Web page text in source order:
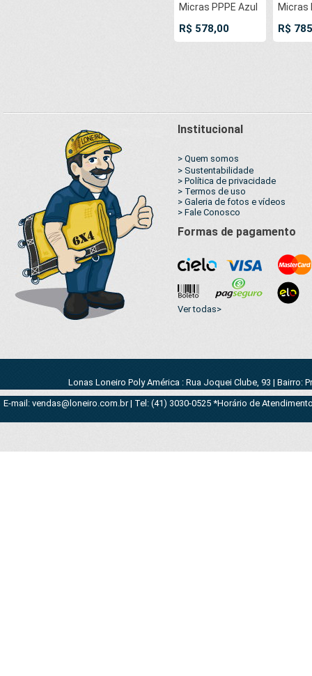
Micras PPPE Azul
argolas 'D' INOX a
R$ 578,00
Micras
argolas
R$
Institucional
> Quem somos
> Sustentabilidade
> Política de privacidade
> Termos de uso
> Galeria de fotos e vídeos
> Fale Conosco
Formas de pagamento
Ver todas>
Lonas Loneiro Poly América : Rua Joquei Clube, 93 | Bairro:
E-mail: vendas@loneiro.com.br | Tel: (41) 3030-0525 *Horário de